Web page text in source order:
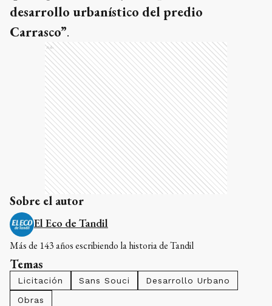
desarrollo urbanístico del predio
Carrasco”.
Ads
Sobre el autor
El Eco de Tandil
Más de 143 años escribiendo la historia de Tandil
Temas
Licitación Sans Souci
Desarrollo Urbano
Obras